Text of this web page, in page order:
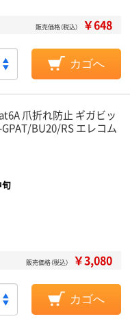
販売価格（税込） ￥648
カゴへ
爪折れ防止 ギガビッ
BU20/RS エレコム
販売価格（税込） ￥3,080
カゴへ